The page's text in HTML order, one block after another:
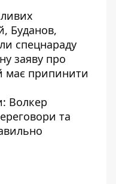
Буданов,
спецнараду
заяву про
має припинити
Волкер
та